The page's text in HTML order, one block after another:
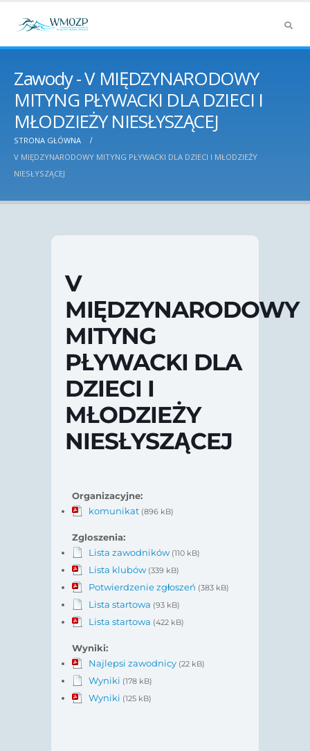
Zawody - V MIĘDZYNARODOWY
MITYNG PŁYWACKI DLA DZIECI I
MŁODZIEŻY NIESŁYSZĄCEJ
STRONA GŁÓWNA
V MIĘDZYNARODOWY MITYNG PŁYWACKI DLA DZIECI I MŁODZIEŻY
NIESŁYSZĄCEJ
V
MIĘDZYNARODOWY
MITYNG
PŁYWACKI DLA
DZIECI I
MŁODZIEŻY
NIESŁYSZĄCEJ
Organizacyjne:
komunikat (896 kB)
Zgloszenia:
Lista zawodników (110 kB)
Lista klubów (339 kB)
Potwierdzenie zgłoszeń (383 kB)
Lista startowa (93 kB)
Lista startowa (422 kB)
Wyniki:
Najlepsi zawodnicy (22 kB)
Wyniki (178 kB)
Wyniki (125 kB)